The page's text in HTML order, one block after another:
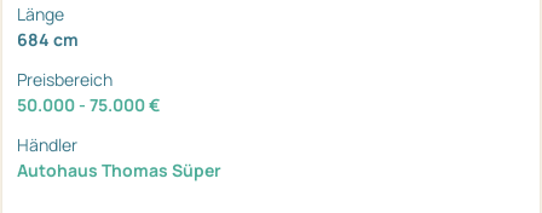
Länge
684 cm
Preisbereich
50.000 - 75.000 €
Händler
Autohaus Thomas Süper